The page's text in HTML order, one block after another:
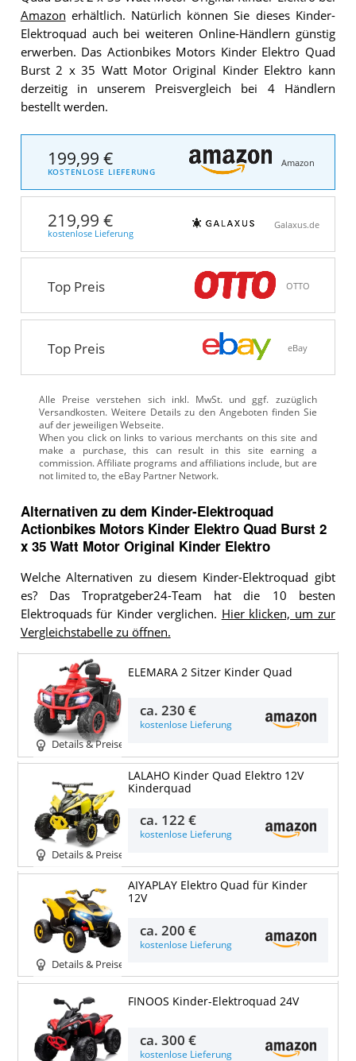
Amazon erhältlich. Natürlich können Sie dieses Kinder-
Elektroquad auch bei weiteren Online-Händlern günstig
erwerben. Das Actionbikes Motors Kinder Elektro Quad
Burst 2 x 35 Watt Motor Original Kinder Elektro kann
derzeitig in unserem Preisvergleich bei 4 Händlern
bestellt werden.
199,99 €
KOSTENLOSE LIEFERUNG
Amazon
219,99 €
kostenlose Lieferung
Galaxus.de
Top Preis OTTO
Top Preis eBay
Alle Preise verstehen sich inkl. MwSt. und ggf. zuzüglich
Versandkosten. Weitere Details zu den Angeboten finden Sie
auf der jeweiligen Webseite.
Alternativen zu dem Kinder-Elektroquad
Actionbikes Motors Kinder Elektro Quad Burst 2
x 35 Watt Motor Original Kinder Elektro
Welche Alternativen zu diesem Kinder-Elektroquad gibt
es? Das Tropratgeber24-Team hat die 10 besten
Elektroquads für Kinder verglichen. Hier klicken, um zur
Vergleichstabelle zu öffnen.
Details & Preise
ELEMARA 2 Sitzer Kinder Quad
ca.230 €
kostenlose Lieferung
Details & Preise
LALAHO Kinder Quad Elektro 12V
Kinderquad
ca. 122 €
kostenlose Lieferung
Details & Preise
AIYAPLAY Elektro Quad für Kinder
12V
ca.200 €
kostenlose Lieferung
FINOOS Kinder-Elektroquad 24V
ca.300 €
kostenlose Lieferung